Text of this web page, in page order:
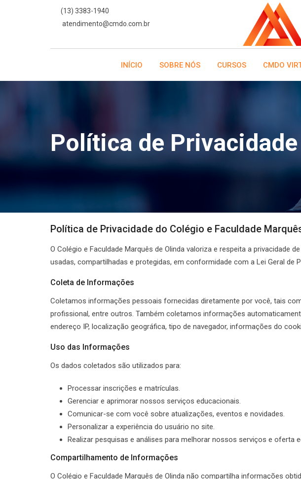
(13) 3383-1940
atendimento@cmdo.com.br
INÍCIO SOBRE NÓS CURSOS CMDO
Política de Privacidade
Política de Privacidade do Colégio e Faculdade
O Colégio e Faculdade Marquês de Olinda valoriza e respeita a
usadas, compartilhadas e protegidas, em conformidade com a Lei Geral de
Coleta de Informações
Coletamos informações pessoais fornecidas diretamente por você, tais
profissional, entre outros. Também coletamos informações
endereço IP, localização geográfica, tipo de navegador, informações do
Uso das Informações
Os dados coletados são utilizados para:
Processar inscrições e matrículas.
Gerenciar e aprimorar nossos serviços educacionais.
Comunicar-se com você sobre atualizações, eventos e novidades.
Personalizar a experiência do usuário no site.
Realizar pesquisas e análises para melhorar nossos serviços e oferta
Compartilhamento de Informações
O Colégio e Faculdade Marquês de Olinda não compartilha informações